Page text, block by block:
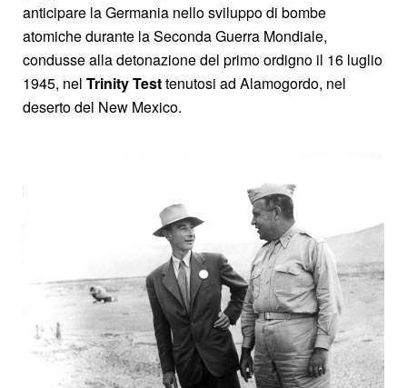
anticipare la Germania nello sviluppo di bombe
atomiche durante la Seconda Guerra Mondiale,
condusse alla detonazione del primo ordigno il 16 luglio
1945, nel Trinity Testtenutosi ad Alamogordo, nel
deserto del New Mexico.